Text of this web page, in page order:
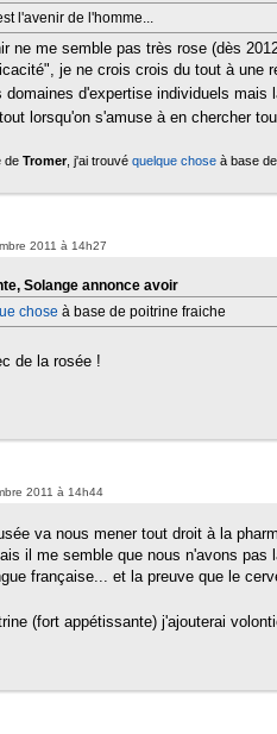
l'avenir de l'homme...
ne me semble pas très rose (dès
je ne crois crois du tout à une
domaines d'expertise individuels mais
lorsqu'on s'amuse à en chercher
de Tromer, j'ai trouvé quelque chose à base
2011 à 14h27
Solange annonce avoir
chose à base de poitrine fraiche
de la rosée !
2011 à 14h44
va nous mener tout droit à la
il me semble que nous n'avons pas
française... et la preuve que le
(fort appétissante) j'ajouterai